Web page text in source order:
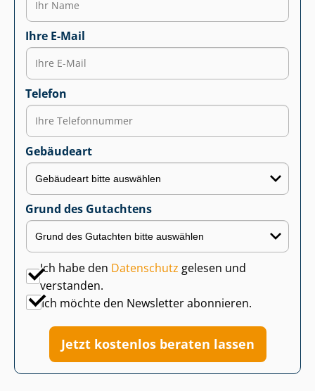
Ihre E-Mail
Telefon
Gebäudeart
Grund des Gutachtens
Ich habe den Datenschutz gelesen und
verstanden.
Ich möchte den Newsletter abonnieren.
Jetzt kostenlos beraten lassen